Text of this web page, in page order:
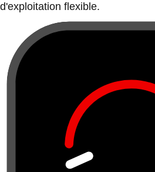
d'exploitation flexible.